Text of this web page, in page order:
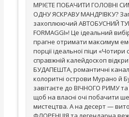
МРІЄТЕ ПОБАЧИТИ ГОЛОВНІ
ОДНУ ЯСКРАВУ МАНДРІВКУ?
захоплюючий АВТОБУСНИЙ ТУР
FORMAGGI»! Це ідеальний
прагне отримати максимум
порції ідеальної піци «Чотири
справжній калейдоскоп
БУДАПЕШТА, романтичні
колоритні острови Мурано й
завітаєте до ВІЧНОГО РИМУ
щоб на власні очі побачити
мистецтва. А на десерт —